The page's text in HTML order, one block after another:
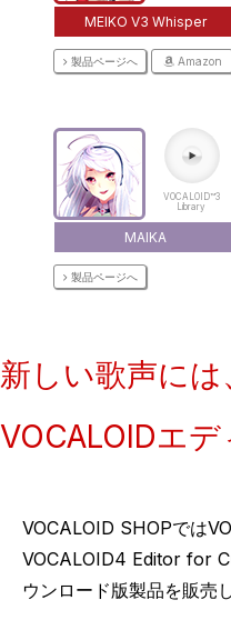
MEIKO V3 Whisper
製品ページへ Amazon
VOCALOID™3
Library
MAIKA
製品ページへ
新しい歌声には
VOCALOIDエデ
VOCALOID SHOPでは
VOCALOID4 Editor for
ウンロード版製品を販売